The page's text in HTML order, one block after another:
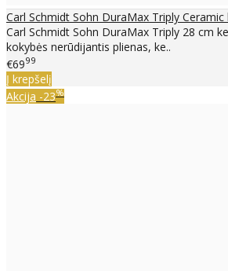
Carl Schmidt Sohn DuraMax Triply
Carl Schmidt Sohn DuraMax Triply 28 cm
kokybės nerūdijantis plienas, ke..
€6999
Į krepšelį
Akcija -23%